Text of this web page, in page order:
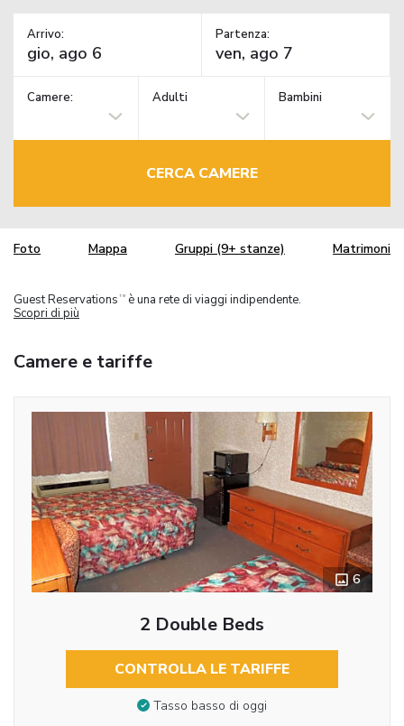
Arrivo: Partenza:
Camere: Adulti Bambini
CERCA CAMERE
Foto Mappa Gruppi (9+ stanze) Matrimoni
Guest Reservations TM
è una rete di viaggi indipendente.
Scopri di più
Camere e tariffe
6
2 Double Beds
CONTROLLA LE TARIFFE
Tasso basso di oggi